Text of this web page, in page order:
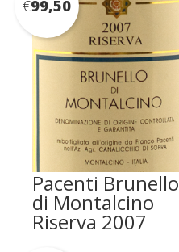
Pacenti Brunello
di Montalcino
Riserva 2007
€99,50